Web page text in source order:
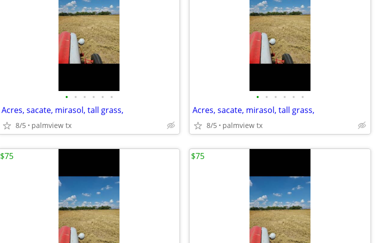
• • • • • •
Acres, sacate, mirasol, tall grass,
8/5 palmview tx
• • • • • •
Acres, sacate, mirasol, tall grass,
8/5 palmview tx
$75 $75